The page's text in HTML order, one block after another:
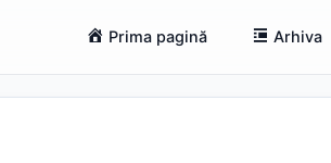
Prima pagină Arhiva